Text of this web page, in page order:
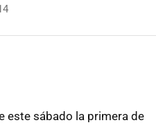
este sábado la primera de